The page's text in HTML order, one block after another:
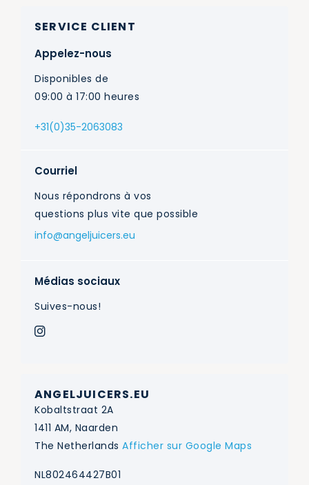
SERVICE CLIENT
Appelez-nous
Disponibles de
09:00 à 17:00 heures
+31(0)35-2063083
Courriel
Nous répondrons à vos
questions plus vite que possible
info@angeljuicers.eu
Médias sociaux
Suives-nous!
ANGELJUICERS.EU
Kobaltstraat 2A
1411 AM, Naarden
The Netherlands Afficher sur Google Maps
NL802464427B01